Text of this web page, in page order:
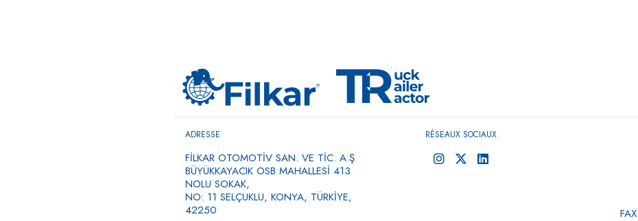
RÉSEAUX SOCIAUX
ADRESSE
FİLKAR OTOMOTİV SAN. VE TİC. A.Ş
BÜYÜKKAYACIK OSB MAHALLESİ 413
NOLU SOKAK,
NO: 11 SELÇUKLU, KONYA, TÜRKİYE,
42250